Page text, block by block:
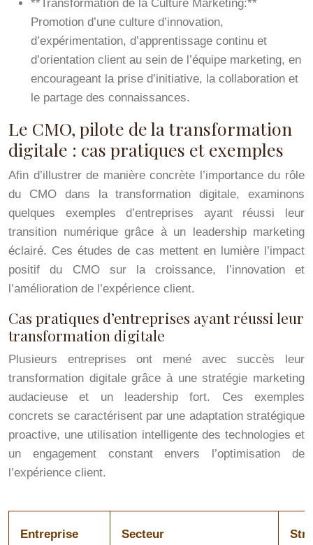
**Transformation de la Culture Marketing:**
Promotion d’une culture d’innovation,
d’expérimentation, d’apprentissage continu et
d’orientation client au sein de l’équipe marketing, en
encourageant la prise d’initiative, la collaboration et
le partage des connaissances.
Le CMO, pilote de la transformation
digitale : cas pratiques et exemples
Afin d’illustrer de manière concrète l’importance du rôle
du CMO dans la transformation digitale, examinons
quelques exemples d’entreprises ayant réussi leur
transition numérique grâce à un leadership marketing
éclairé. Ces études de cas mettent en lumière l’impact
positif du CMO sur la croissance, l’innovation et
l’amélioration de l’expérience client.
Cas pratiques d’entreprises ayant réussi leur
transformation digitale
Plusieurs entreprises ont mené avec succès leur
transformation digitale grâce à une stratégie marketing
audacieuse et un leadership fort. Ces exemples
concrets se caractérisent par une adaptation stratégique
proactive, une utilisation intelligente des technologies et
un engagement constant envers l’optimisation de
l’expérience client.
Entreprise Secteur